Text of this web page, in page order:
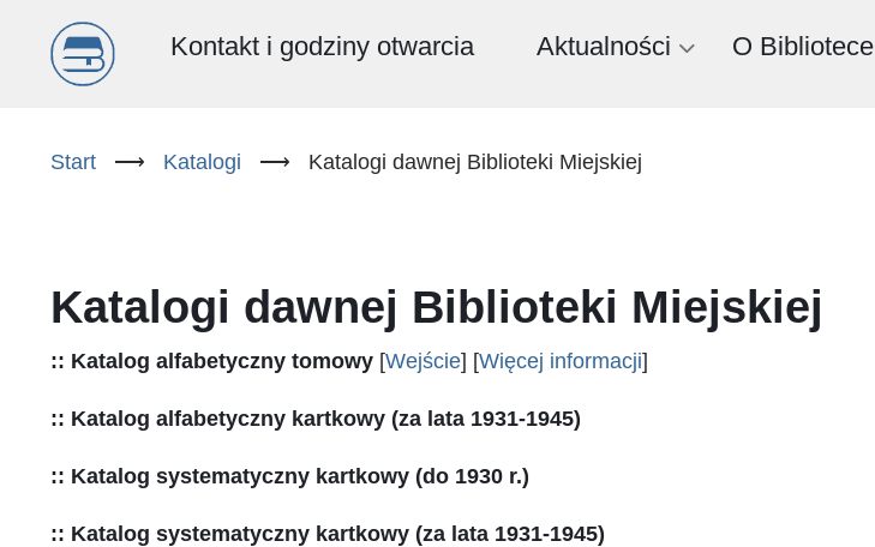
Menu
(PL)
Kontakt i godziny otwarcia Aktualności O Bibliotece
Start ⟶ Katalogi ⟶ Katalogi dawnej Biblioteki Miejskiej
Katalogi dawnej Biblioteki Miejskiej
:: Katalog alfabetyczny tomowy [Wejście] [Więcej informacji]
:: Katalog alfabetyczny kartkowy (za lata 1931-1945)
:: Katalog systematyczny kartkowy (do 1930 r.)
:: Katalog systematyczny kartkowy (za lata 1931-1945)